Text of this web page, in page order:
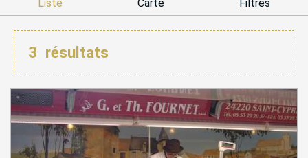
Liste Carte Filtres
3 résultats